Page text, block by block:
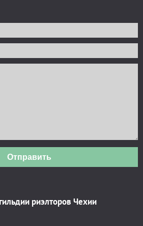
Отправить
риэлторов Чехии